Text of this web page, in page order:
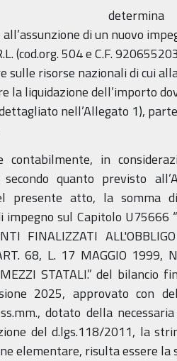
determina
di un nuovo
(cod.org. 504 e C.F.
sulle risorse nazionali di cui
la liquidazione dell’importo
nell’Allegato 1),
contabilmente, in
quanto previsto
presente atto, la somma
sul Capitolo U75666
FINALIZZATI
68, L. 17 MAGGIO 1999,
STATALI.” del bilancio
2025, approvato con
dotato della
del d.lgs.118/2011, la
elementare, risulta essere la